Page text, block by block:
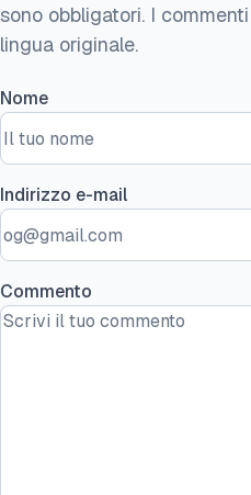
sono obbligatori. I
lingua originale.
Nome
Indirizzo e-mail
Commento